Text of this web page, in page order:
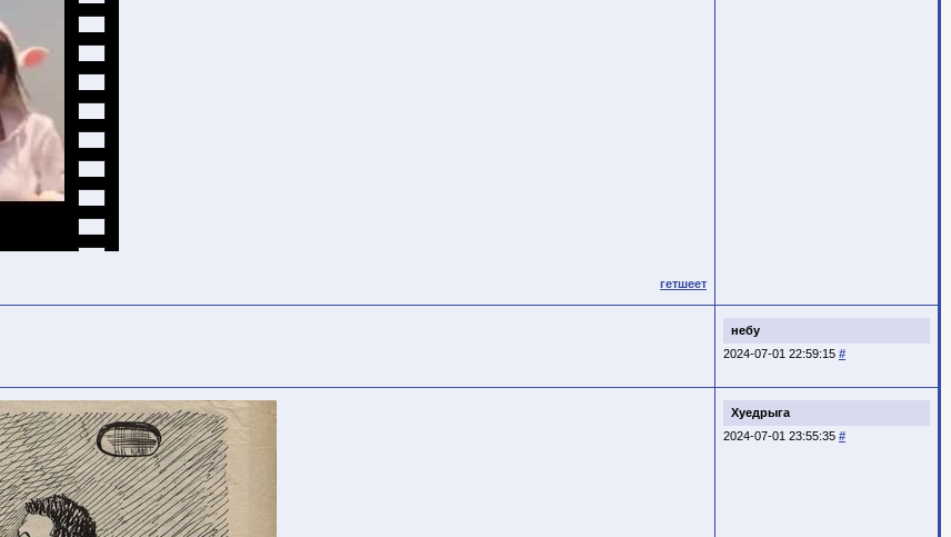
гетшеет
небу
2024-07-01 22:59:15 #
Хуедрыга
2024-07-01 23:55:35 #